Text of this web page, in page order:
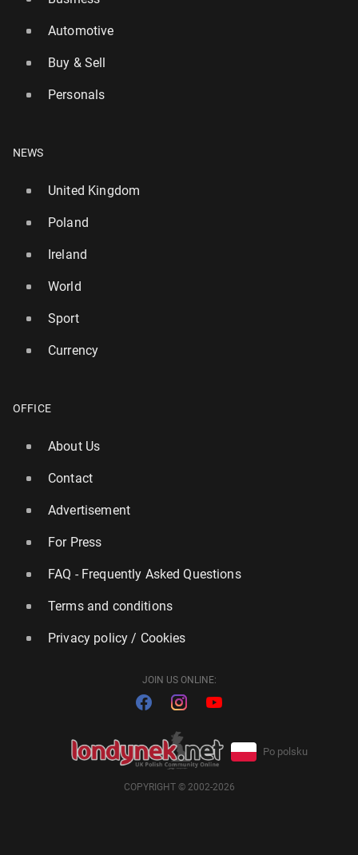
Automotive
Buy & Sell
Personals
NEWS
United Kingdom
Poland
Ireland
World
Sport
Currency
OFFICE
About Us
Contact
Advertisement
For Press
FAQ - Frequently Asked Questions
Terms and conditions
Privacy policy / Cookies
JOIN US ONLINE:
Po polsku
COPYRIGHT © 2002-2026